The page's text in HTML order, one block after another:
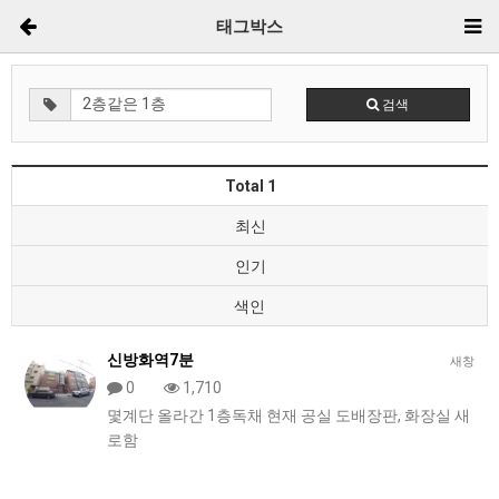
태그박스
검색
Total 1
최신
인기
색인
새창
신방화역7분
0
1,710
몇계단 올라간 1층독채 현재 공실 도배장판, 화장실 새
로함